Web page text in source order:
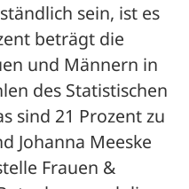
sein, ist es
beträgt die
und Männern in
des Statistischen
sind 21 Prozent zu
Johanna Meeske
Frauen &